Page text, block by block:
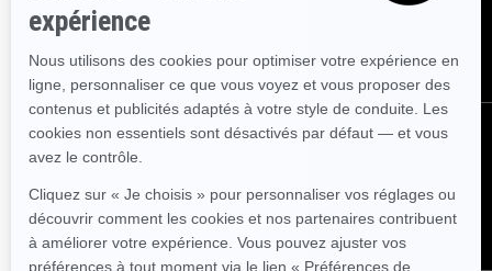
SUIVEZ NOUS